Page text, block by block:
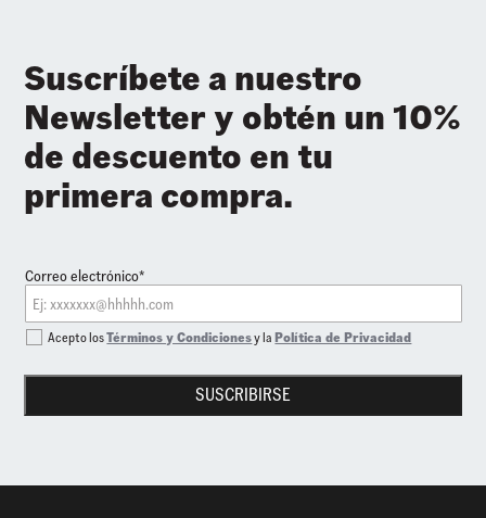
Suscríbete a nuestro
Newsletter y obtén un 10%
de descuento en tu
primera compra.
Correo electrónico*
SUSCRIBIRSE
Acepto losTérminos y Condicionesy laPolítica de Privacidad